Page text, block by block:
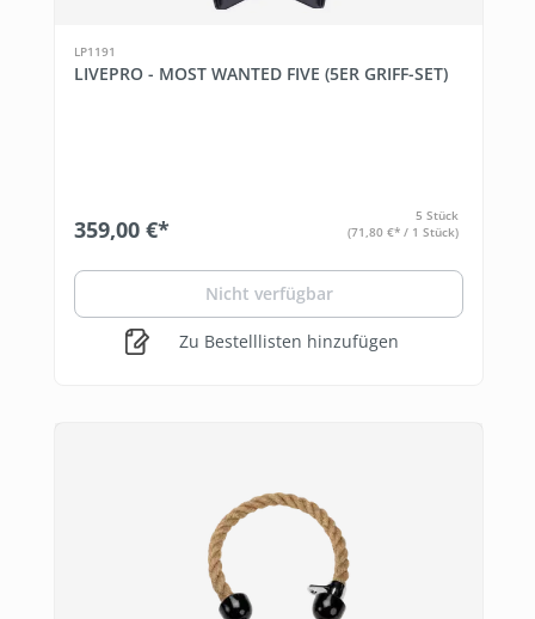
LP1191
LIVEPRO - MOST WANTED FIVE (5ER GRIFF-SET)
359,00 €*
5 Stück
(71,80 €* / 1 Stück)
Nicht verfügbar
Zu Bestelllisten hinzufügen